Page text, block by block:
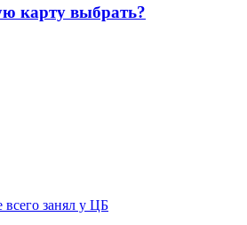
карту выбрать?